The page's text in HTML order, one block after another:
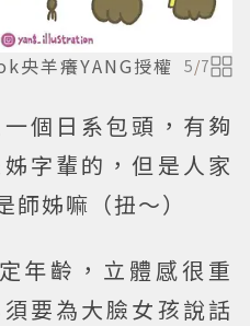
央羊癢YANG授權 5/7
個日系包頭，有夠
字輩的，但是人家
姊嘛（扭～）
年齡，立體感很重
要為大臉女孩說話